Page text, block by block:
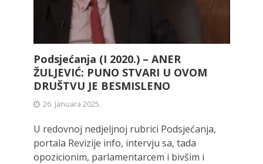
Podsjećanja (I 2020.) – ANER
ŽULJEVIĆ: PUNO STVARI U OVOM
DRUŠTVU JE BESMISLENO
26. Januara 2025.
U redovnoj nedjeljnoj rubrici Podsjećanja,
portala Revizije info, intervju sa, tada
opozicionim, parlamentarcem i bivšim i